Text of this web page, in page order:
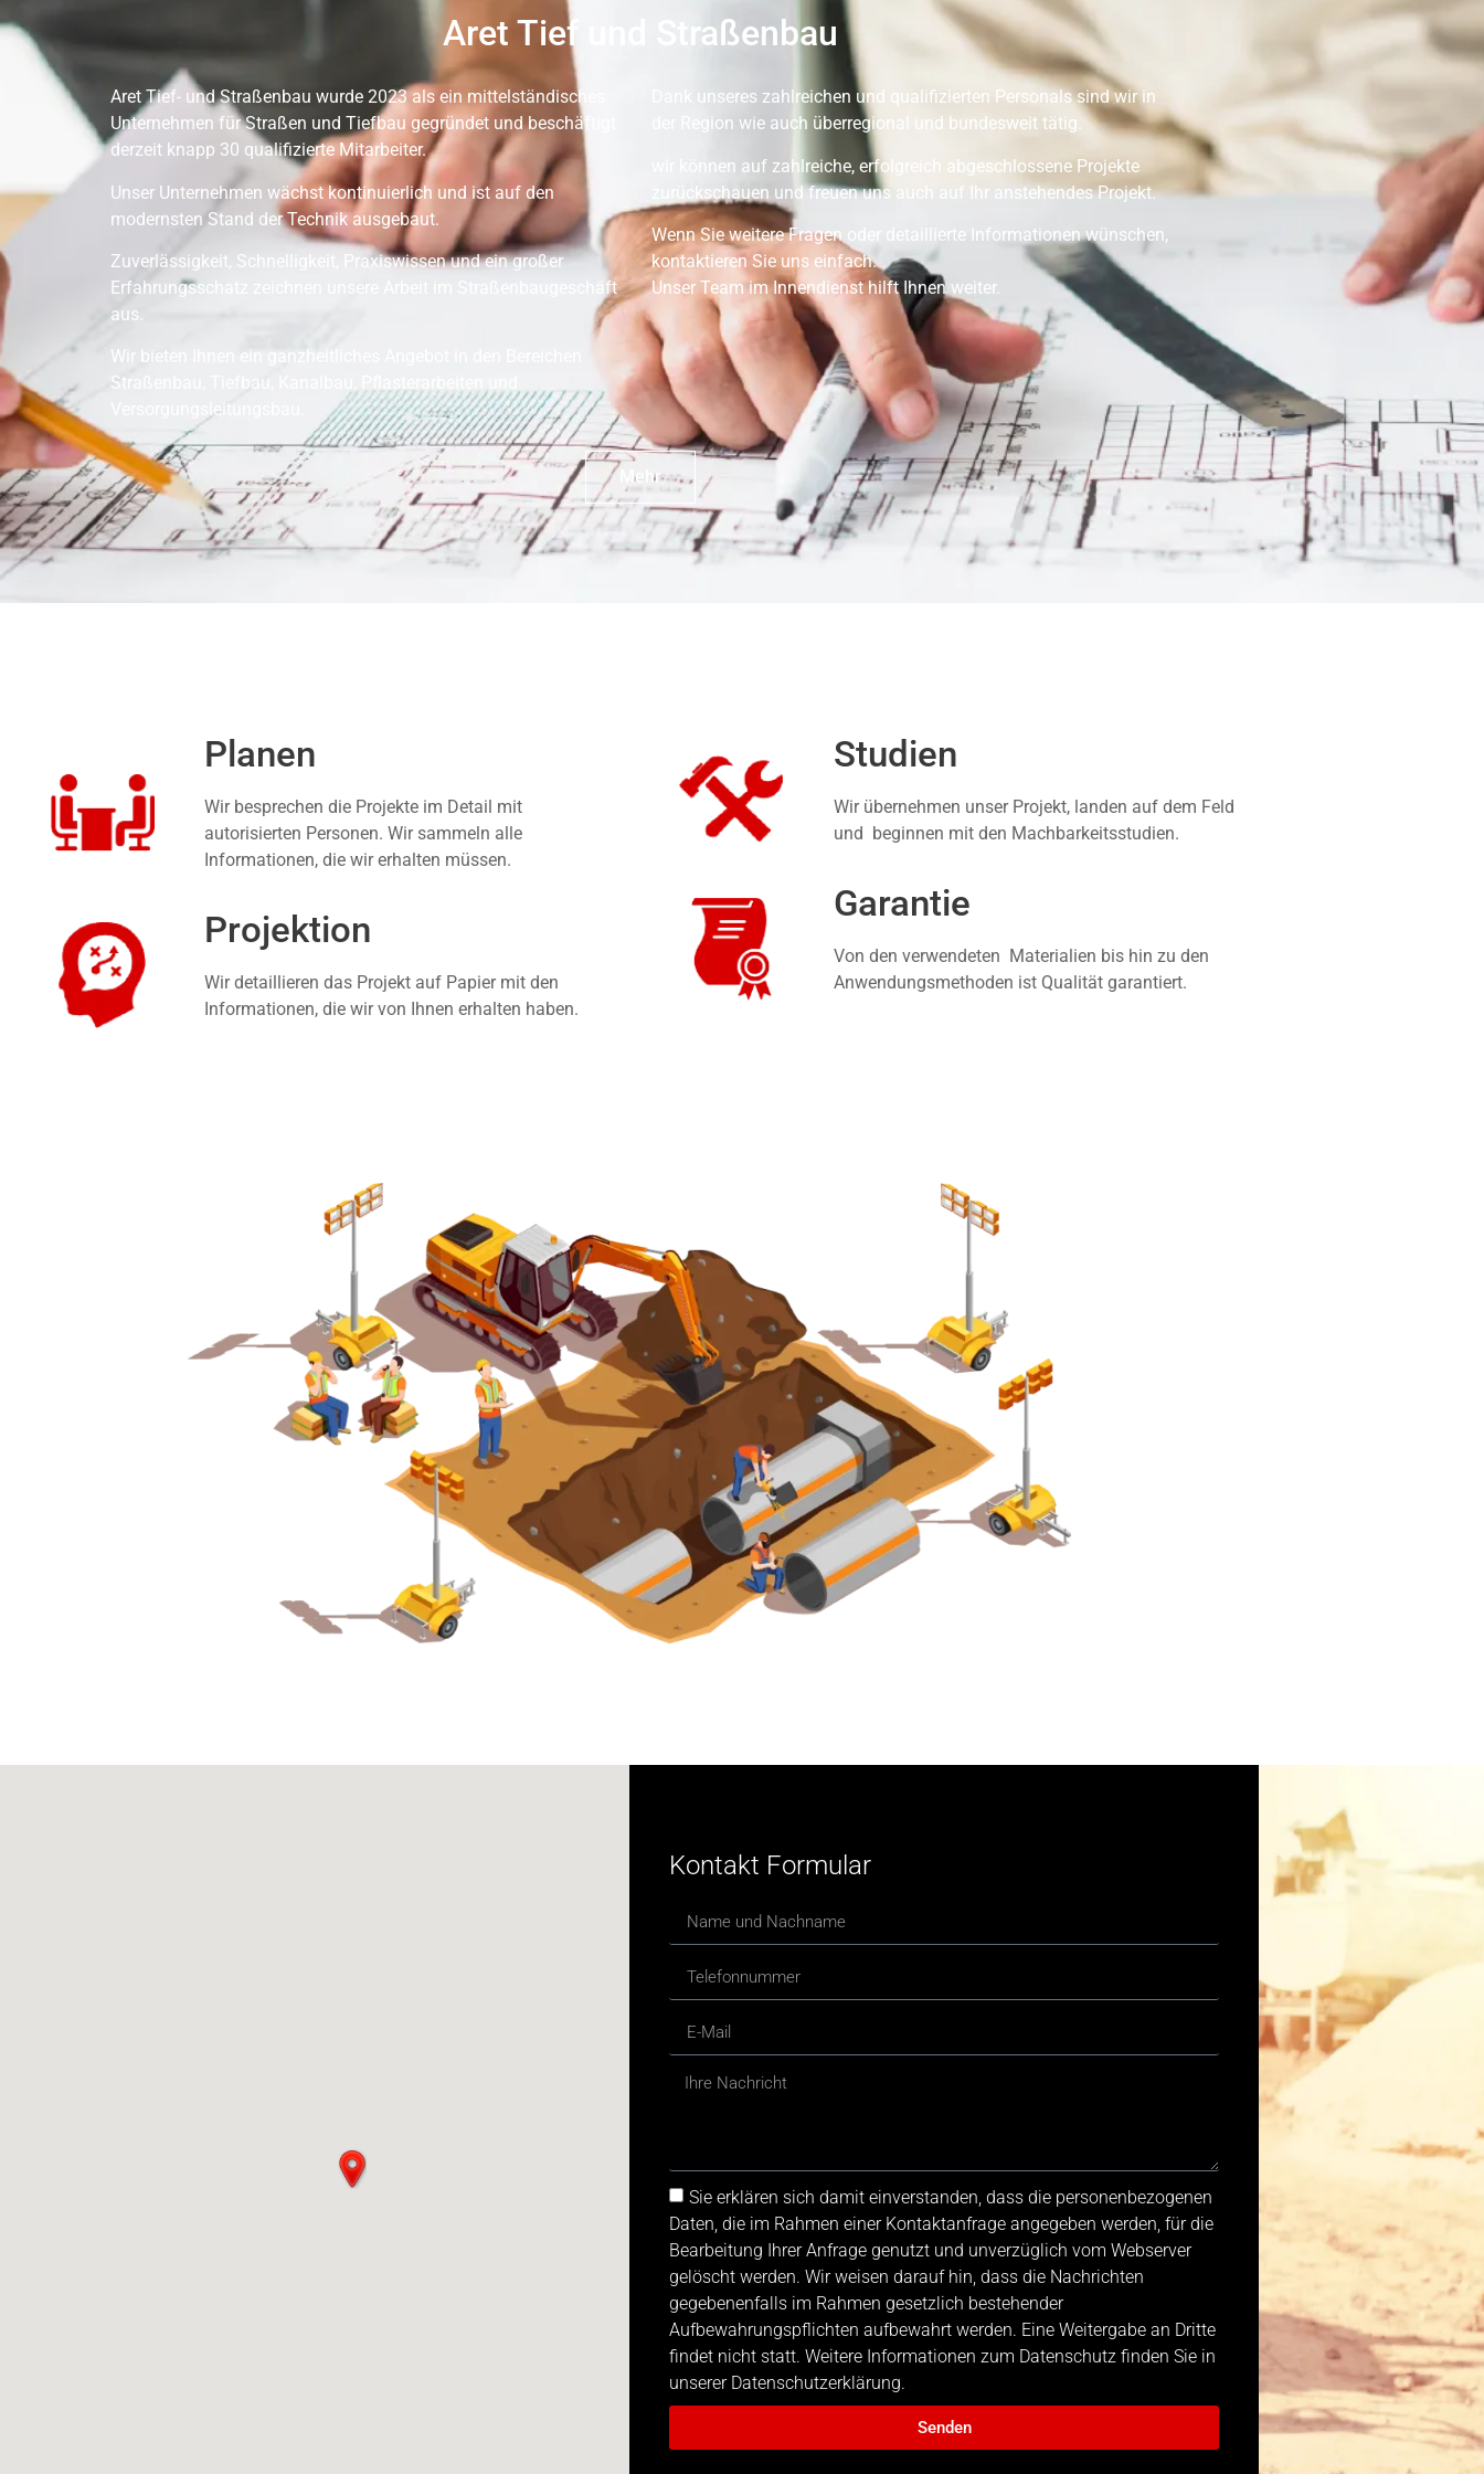
Aret Tief und Straßenbau
Aret Tief- und Straßenbau wurde 2023 als ein mittelständisches
Unternehmen für Straßen und Tiefbau gegründet und beschäftigt
derzeit knapp 30 qualifizierte Mitarbeiter.
Unser Unternehmen wächst kontinuierlich und ist auf den
modernsten Stand der Technik ausgebaut.
Zuverlässigkeit, Schnelligkeit, Praxiswissen und ein großer
Erfahrungsschatz zeichnen unsere Arbeit im Straßenbaugeschäft
aus.
Wir bieten Ihnen ein ganzheitliches Angebot in den Bereichen
Straßenbau, Tiefbau, Kanalbau, Pflasterarbeiten und
Versorgungsleitungsbau.
Dank unseres zahlreichen und qualifizierten Personals sind wir in
der Region wie auch überregional und bundesweit tätig.
wir können auf zahlreiche, erfolgreich abgeschlossene Projekte
zurückschauen und freuen uns auch auf Ihr anstehendes Projekt.
Wenn Sie weitere Fragen oder detaillierte Informationen wünschen,
kontaktieren Sie uns einfach.
Unser Team im Innendienst hilft Ihnen weiter.
Mehr
Planen
Wir besprechen die Projekte im Detail mit
autorisierten Personen. Wir sammeln alle
Informationen, die wir erhalten müssen.
Projektion
Wir detaillieren das Projekt auf Papier mit den
Informationen, die wir von Ihnen erhalten haben.
Studien
Wir übernehmen unser Projekt, landen auf dem Feld
und beginnen mit den Machbarkeitsstudien.
Garantie
Von den verwendeten Materialien bis hin zu den
Anwendungsmethoden ist Qualität garantiert.
Kontakt Formular
Sie erklären sich damit einverstanden, dass die personenbezogenen
Daten, die im Rahmen einer Kontaktanfrage angegeben werden, für die
Bearbeitung Ihrer Anfrage genutzt und unverzüglich vom Webserver
gelöscht werden. Wir weisen darauf hin, dass die Nachrichten
gegebenenfalls im Rahmen gesetzlich bestehender
Aufbewahrungspflichten aufbewahrt werden. Eine Weitergabe an Dritte
findet nicht statt. Weitere Informationen zum Datenschutz finden Sie in
unserer Datenschutzerklärung.
Senden